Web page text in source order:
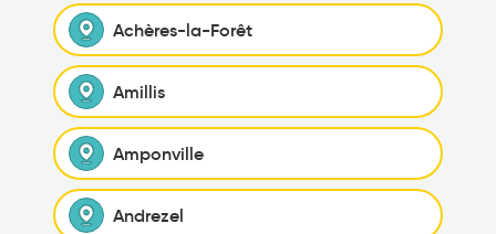
Achères-la-Forêt
Amillis
Amponville
Andrezel